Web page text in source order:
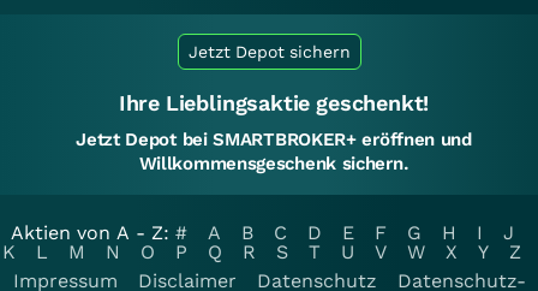
Jetzt Depot sichern
Ihre Lieblingsaktie geschenkt!
Jetzt Depot bei SMARTBROKER+ eröffnen und
Willkommensgeschenk sichern.
Aktien von A - Z: # A B C D E F G H I
J
K
L M N O P Q R S T U V W X Y
Z
Impressum
Disclaimer Datenschutz
Datenschutz-